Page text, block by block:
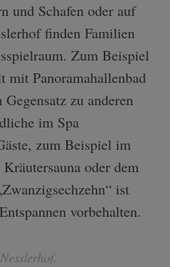
und Schafen oder auf
finden Familien
Zum Beispiel
mit Panoramahallenbad
zu anderen
im Spa
zum Beispiel im
oder dem
ist
vorbehalten.